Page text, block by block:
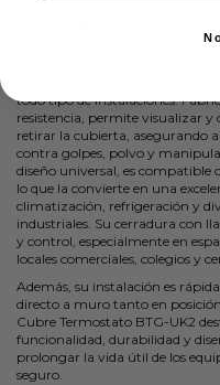
todo tipo de instalaciones.
resistencia, permite visualizar y
retirar la cubierta, asegurando
contra golpes, polvo y
diseño universal, es compatible
lo que la convierte en una
climatización, refrigeración y
industriales. Su cerradura con
y control, especialmente en
locales comerciales, colegios y
Además, su instalación es
directo a muro tanto en
Cubre Termostato BTG-UK2
funcionalidad, durabilidad y
prolongar la vida útil de los
seguro.